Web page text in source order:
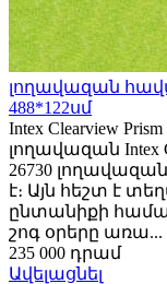
լողավազան
488*122սմ
Intex Clearview
լողավազան Intex
26730
է։ Այն հեշտ է
ընտանիքի
շոգ օրերը առա...
235 000 դրամ
Ավելացնել